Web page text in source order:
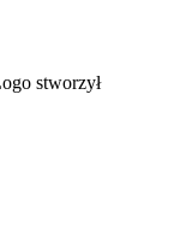
stworzył